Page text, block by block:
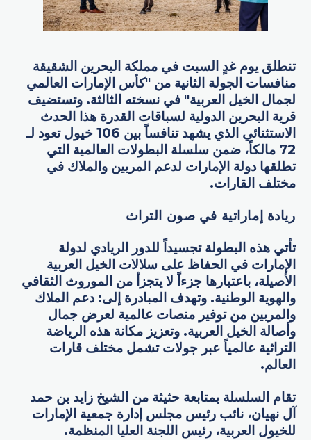
تنطلق يوم غدٍ السبت في مملكة البحرين الشقيقة
منافسات الجولة الثانية من "كأس الإمارات العالمي
لجمال الخيل العربية" في نسخته الثالثة. وتستضيف
قرية البحرين الدولية لسباقات القدرة هذا الحدث
الاستثنائي الذي يشهد تنافساً بين 106 خيول تعود لـ
72 مالكاً، ضمن سلسلة البطولات العالمية التي
تطلقها دولة الإمارات لدعم المربين والملاك في
مختلف القارات.
ريادة إماراتية في صون التراث
تأتي هذه البطولة تجسيداً للدور الريادي لدولة
الإمارات في الحفاظ على سلالات الخيل العربية
الأصيلة، باعتبارها جزءاً لا يتجزأ من الموروث الثقافي
والهوية الوطنية. وتهدف المبادرة إلى: دعم الملاك
والمربين من توفير منصات عالمية لعرض جمال
وأصالة الخيل العربية. وتعزيز مكانة هذه الرياضة
التراثية عالمياً عبر جولات تشمل مختلف قارات
العالم.
تقام السلسلة بمتابعة حثيثة من الشيخ زايد بن حمد
آل نهيان، نائب رئيس مجلس إدارة جمعية الإمارات
للخيول العربية، رئيس اللجنة العليا المنظمة.